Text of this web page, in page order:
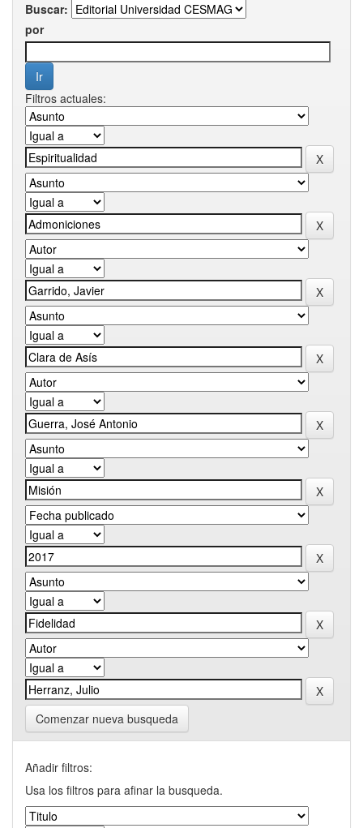
Buscar:
por
Filtros actuales:
Comenzar nueva busqueda
Añadir filtros:
Usa los filtros para afinar la busqueda.